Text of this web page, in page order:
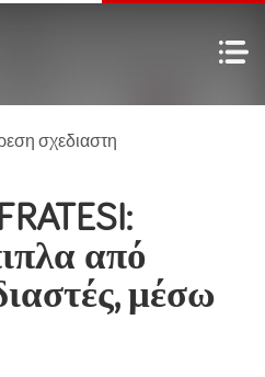
σχεδιαστη
από
μέσω